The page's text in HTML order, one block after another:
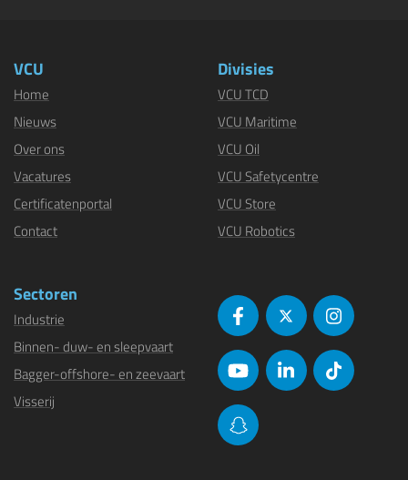
VCU
Home
Nieuws
Over ons
Vacatures
Certificatenportal
Contact
Divisies
VCU TCD
VCU Maritime
VCU Oil
VCU Safetycentre
VCU Store
VCU Robotics
Sectoren
Industrie
Binnen- duw- en sleepvaart
Bagger-offshore- en zeevaart
Visserij